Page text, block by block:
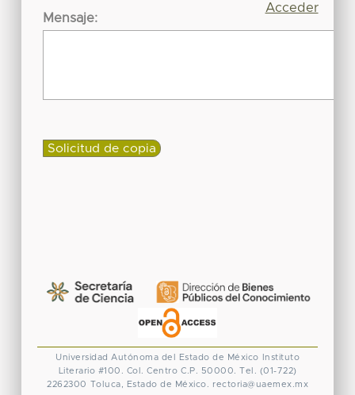
Mensaje:
Acceder
Universidad Autónoma del Estado de México
Instituto
Literario #100. Col. Centro C.P. 50000. Tel. (01-722)
2262300 Toluca, Estado de México. rectoria@uaemex.mx